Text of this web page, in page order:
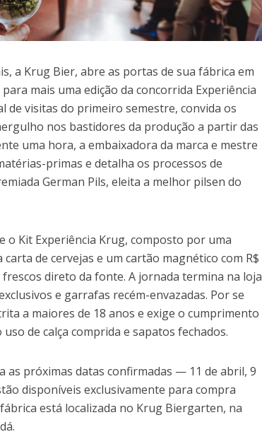
a Krug Bier, abre as portas de sua fábrica em
mais uma edição da concorrida Experiência
de visitas do primeiro semestre, convida os
nos bastidores da produção a partir das
uma hora, a embaixadora da marca e mestre
primas e detalha os processos de
German Pils, eleita a melhor pilsen do
o Kit Experiência Krug, composto por uma
de cervejas e um cartão magnético com R$
direto da fonte. A jornada termina na loja
e garrafas recém-envazadas. Por se
a maiores de 18 anos e exige o cumprimento
de calça comprida e sapatos fechados.
as próximas datas confirmadas — 11 de abril, 9
disponíveis exclusivamente para compra
está localizada no Krug Biergarten, na